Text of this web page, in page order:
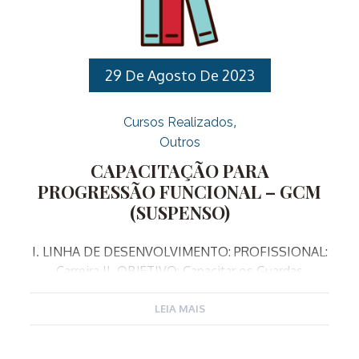
funções de hierarquia superior da Corporação,
desenvolvendo conhecimentos específicos sobre a
gestão da segurança pública municipal. IV. PÚBLICO
29 De Agosto De 2023
Cursos Realizados
Outros
CAPACITAÇÃO PARA
PROGRESSÃO FUNCIONAL – GCM
(SUSPENSO)
I. LINHA DE DESENVOLVIMENTO: PROFISSIONAL:
Carreira II. OBJETIVO: Capacitar os Guardas
da Corporação, desenvolvendo conhecimentos
LEIA MAIS